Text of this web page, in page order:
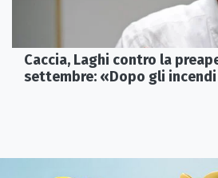
Caccia, Laghi contro la
settembre: «Dopo gli